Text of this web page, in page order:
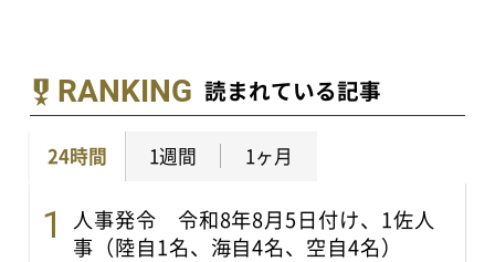
RANKING 読まれている記事
24時間 1週間 1ヶ月
人事発令 令和8年8月5日付け、1佐人
事（陸自1名、海自4名、空自4名）